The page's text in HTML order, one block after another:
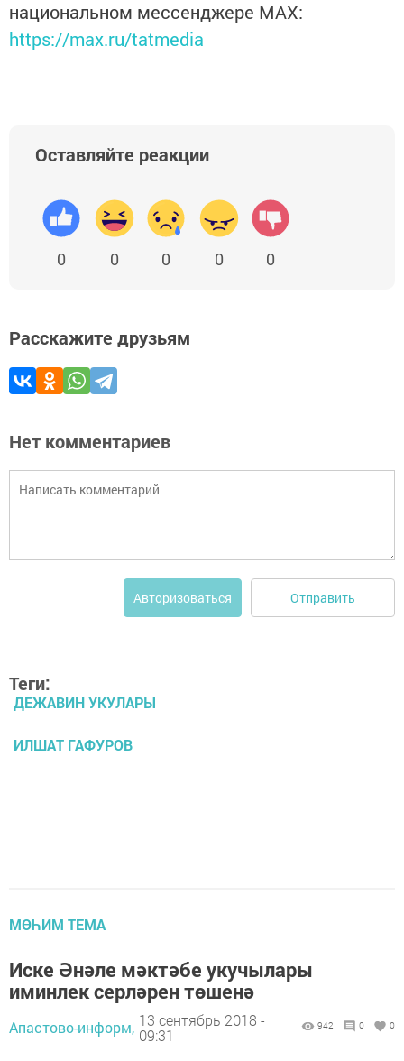
национальном мессенджере MАХ:
https://max.ru/tatmedia
Оставляйте реакции
0 0 0 0 0
Расскажите друзьям
Нет комментариев
Авторизоваться Отправить
Теги:
ДЕЖАВИН УКУЛАРЫ
ИЛШАТ ГАФУРОВ
МӨҺИМ ТЕМА
Иске Әнәле мәктәбе укучылары
иминлек серләрен төшенә
Апастово-информ, 13 сентябрь 2018 -
09:31
942 0 0